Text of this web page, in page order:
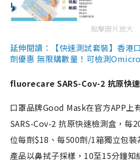
點擊圖片放大
延伸閱讀：【快速測試套裝】香港
劑優惠 無限購數量！可檢測
fluorecare SARS-Cov-2 抗原快
口罩品牌Good Mask在官方APP
SARS-Cov-2 抗原快速檢測盒，每
位每劑$18、每500劑/1箱獨立包裝
產品以鼻拭子採樣，10至15分鐘知